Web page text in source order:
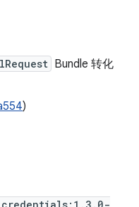
Bundle 转化
)